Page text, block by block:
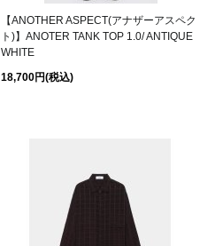
【ANOTHER ASPECT(アナザーアスペク
ト)】ANOTER TANK TOP 1.0/ ANTIQUE
WHITE
18,700円(税込)